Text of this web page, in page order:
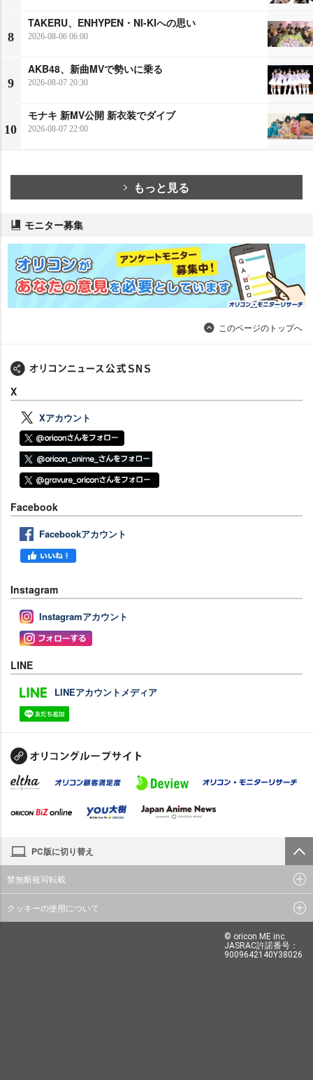
8
TAKERU、ENHYPEN・NI-KIへの思い
2026-08-06 06:00
9
AKB48、新曲MVで勢いに乗る
2026-08-07 20:30
10
モナキ 新MV公開 新衣装でダイブ
2026-08-07 22:00
もっと見る
モニター募集
このページのトップへ
X
Xアカウント
Facebook
Facebookアカウント
Instagram
Instagramアカウント
LINE
LINEアカウントメディア
PC版に切り替え
禁無断複写転載
クッキーの使用について
© oricon ME inc.
JASRAC許諾番号：
9009642140Y38026